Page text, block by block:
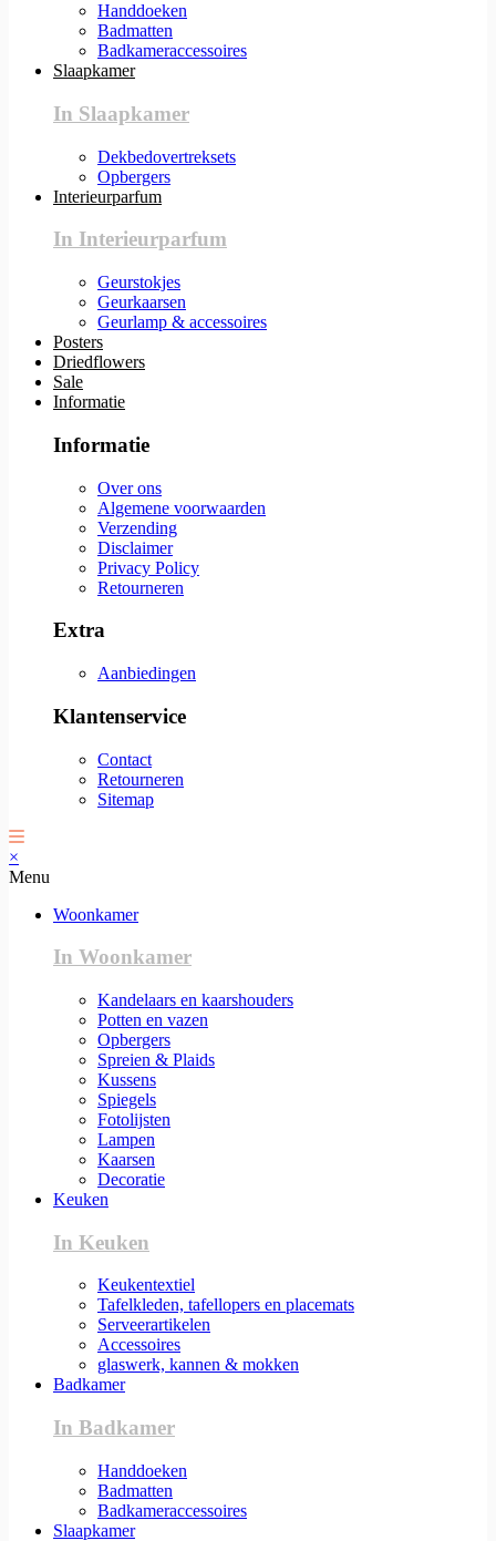
Handdoeken
Badmatten
Badkameraccessoires
Slaapkamer
In Slaapkamer
Dekbedovertreksets
Opbergers
Interieurparfum
In Interieurparfum
Geurstokjes
Geurkaarsen
Geurlamp & accessoires
Posters
Driedflowers
Sale
Informatie
Informatie
Over ons
Algemene voorwaarden
Verzending
Disclaimer
Privacy Policy
Retourneren
Extra
Aanbiedingen
Klantenservice
Contact
Retourneren
Sitemap
×
Menu
Woonkamer
In Woonkamer
Kandelaars en kaarshouders
Potten en vazen
Opbergers
Spreien & Plaids
Kussens
Spiegels
Fotolijsten
Lampen
Kaarsen
Decoratie
Keuken
In Keuken
Keukentextiel
Tafelkleden, tafellopers en placemats
Serveerartikelen
Accessoires
glaswerk, kannen & mokken
Badkamer
In Badkamer
Handdoeken
Badmatten
Badkameraccessoires
Slaapkamer